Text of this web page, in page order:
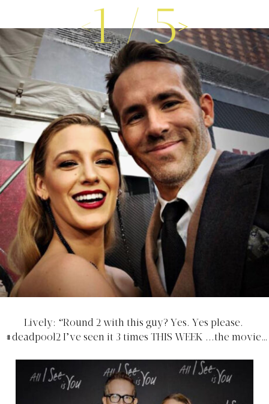
1/5
Lively: “Round 2 with this guy? Yes. Yes please.
#deadpool2 I’ve seen it 3 times THIS WEEK ...the movie,